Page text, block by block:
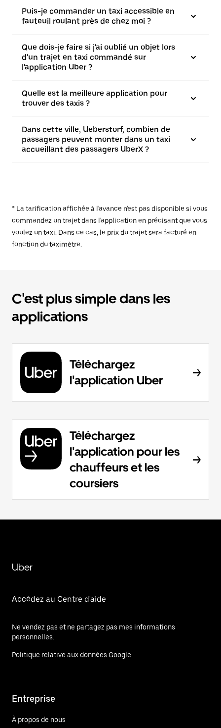
Puis-je commander un taxi accessible en
fauteuil roulant près de chez moi ?
Que dois-je faire si j'ai oublié un objet lors
d'un trajet en taxi commandé sur
l'application Uber ?
Quelle est la meilleure application pour
trouver des taxis ?
Dans cette ville, Ueberstorf, combien de
passagers peuvent monter dans un taxi
accueillant des passagers UberX ?
* La tarification affichée à l'avance n'est pas disponible si vous
commandez un trajet dans l'application en précisant que vous
voulez un taxi. Dans ce cas, le prix du trajet sera facturé en
fonction du taximètre.
C'est plus simple dans les
applications
Téléchargez
l'application Uber
Téléchargez
l'application pour les
chauffeurs et les
coursiers
Uber
Accédez au Centre d'aide
Ne vendez pas et ne partagez pas mes informations
personnelles.
Politique relative aux données Google
Entreprise
À propos de nous